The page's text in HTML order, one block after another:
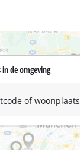
in de omgeving
of woonplaats